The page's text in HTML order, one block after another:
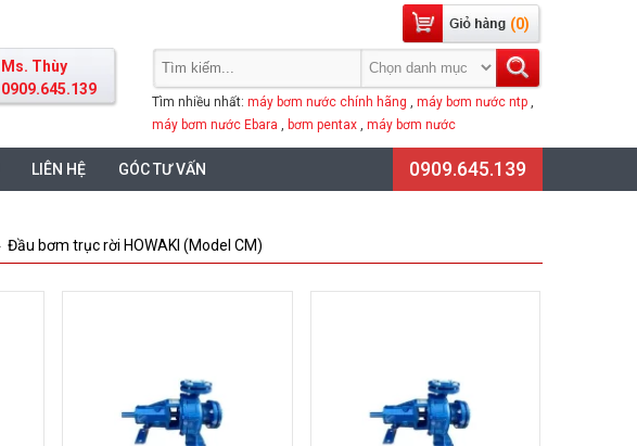
(0)
Tìm nhiều nhất: máy bơm nước chính hãng , máy bơm nước ntp ,
máy bơm nước Ebara , bơm pentax , máy bơm nước
Ms. Thùy
0909.645.139
LIÊN HỆ GÓC TƯ VẤN 0909.645.139
Đầu bơm trục rời HOWAKI (Model CM)